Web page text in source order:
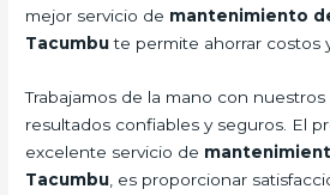
mejor servicio de mantenimiento
Tacumbute permite ahorrar costos
Trabajamos de la mano con
resultados confiables y seguros. El
excelente servicio de
Tacumbu , es proporcionar